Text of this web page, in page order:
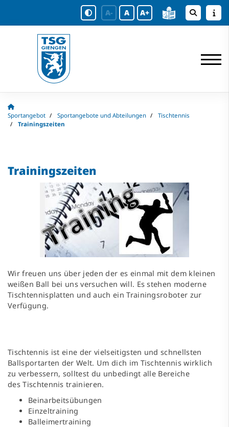
A- A A+
Sportangebot Sportangebote und Abteilungen
Tischtennis
Trainingszeiten
Trainingszeiten
Wir freuen uns über jeden der es einmal mit dem kleinen
weißen Ball bei uns versuchen will. Es stehen moderne
Tischtennisplatten und auch ein Trainingsroboter zur
Verfügung.
Tischtennis ist eine der vielseitigsten und schnellsten
Ballsportarten der Welt. Um dich im Tischtennis wirklich
zu verbessern, solltest du unbedingt alle Bereiche
des Tischtennis trainieren.
Beinarbeitsübungen
Einzeltraining
Balleimertraining